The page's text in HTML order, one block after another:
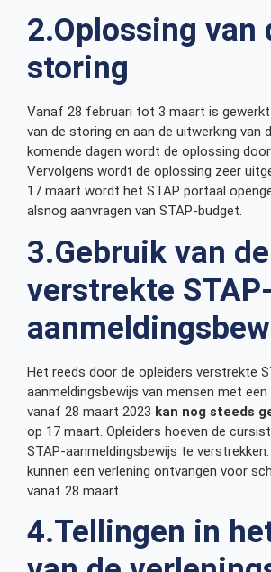
2.Oplossing van
storing
Vanaf 28 februari tot 3 maart is gewerkt
van de storing en aan de uitwerking van
komende dagen wordt de oplossing
Vervolgens wordt de oplossing zeer
17 maart wordt het STAP portaal
alsnog aanvragen van STAP-budget.
3.Gebruik van de
verstrekte STAP-
Het reeds door de opleiders verstrekte
aanmeldingsbewijs van mensen met
vanaf 28 maart 2023 kan nog steeds
op 17 maart. Opleiders hoeven de
STAP-aanmeldingsbewijs te
kunnen een verlening ontvangen voor
vanaf 28 maart.
4.Tellingen in